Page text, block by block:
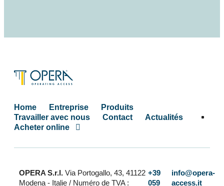
Home Entreprise
Produits
Travailler avec nous
Contact
Actualités
Acheter online
OPERA S.r.l. Via Portogallo, 43, 41122
Modena - Italie / Numéro de TVA :
+39
059
info@opera-
access.it